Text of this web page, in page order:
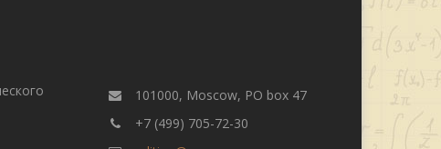
101000, Moscow, PO box 47
+7 (499) 705-72-30